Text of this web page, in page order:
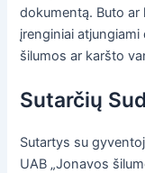
dokumentą. Buto
įrenginiai
šilumos ar karšto
Sutarčių
Sutartys su
UAB „Jonavos